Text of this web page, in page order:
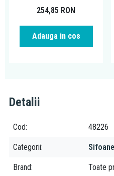
254,85 RON
Adauga in cos
Detalii
Cod 48226
Categorii
Brand Toate